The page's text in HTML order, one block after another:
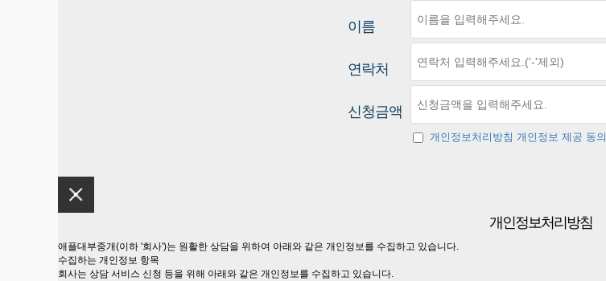
이름
연락처
신청금액
개인정보처리방침 개인정보 제공 동의
개인정보처리방침
애플대부중개(이하 '회사')는 원활한 상담을 위하여 아래와 같은 개인정보를 수집하고 있습니다.
수집하는 개인정보 항목
회사는 상담 서비스 신청 등을 위해 아래와 같은 개인정보를 수집하고 있습니다.